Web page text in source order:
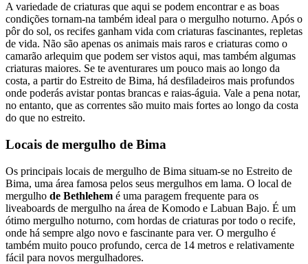
A variedade de criaturas que aqui se podem encontrar e as boas
condições tornam-na também ideal para o mergulho noturno. Após o
pôr do sol, os recifes ganham vida com criaturas fascinantes, repletas
de vida. Não são apenas os animais mais raros e criaturas como o
camarão arlequim que podem ser vistos aqui, mas também algumas
criaturas maiores. Se te aventurares um pouco mais ao longo da
costa, a partir do Estreito de Bima, há desfiladeiros mais profundos
onde poderás avistar pontas brancas e raias-águia. Vale a pena notar,
no entanto, que as correntes são muito mais fortes ao longo da costa
do que no estreito.
Locais de mergulho de Bima
Os principais locais de mergulho de Bima situam-se no Estreito de
Bima, uma área famosa pelos seus mergulhos em lama. O local de
mergulho de Bethlehem é uma paragem frequente para os
liveaboards de mergulho na área de Komodo e Labuan Bajo. É um
ótimo mergulho noturno, com hordas de criaturas por todo o recife,
onde há sempre algo novo e fascinante para ver. O mergulho é
também muito pouco profundo, cerca de 14 metros e relativamente
fácil para novos mergulhadores.